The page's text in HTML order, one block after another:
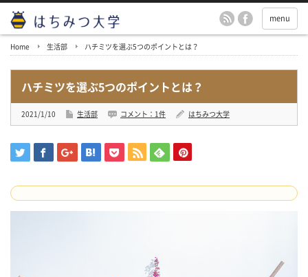
menu
Home 生活部 ハチミツを選ぶ5つのポイントとは？
ハチミツを選ぶ5つのポイントとは？
2021/1/10 生活部 コメント：1件 はちみつ大学